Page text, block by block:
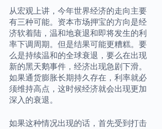
从宏观上讲，今年世界经济的走向主要
有三种可能。资本市场押宝的方向是经
济软着陆，温和地衰退和即将发生的利
率下调周期。但是结果可能更糟糕。要
么是持续温和的全球衰退，要么在出现
新的黑天鹅事件，经济出现急剧下滑。
如果通货膨胀长期持久存在，利率就必
须维持高点，这时候经济就会出现更加
深入的衰退。
如果这种情况出现的话，首先受到打击